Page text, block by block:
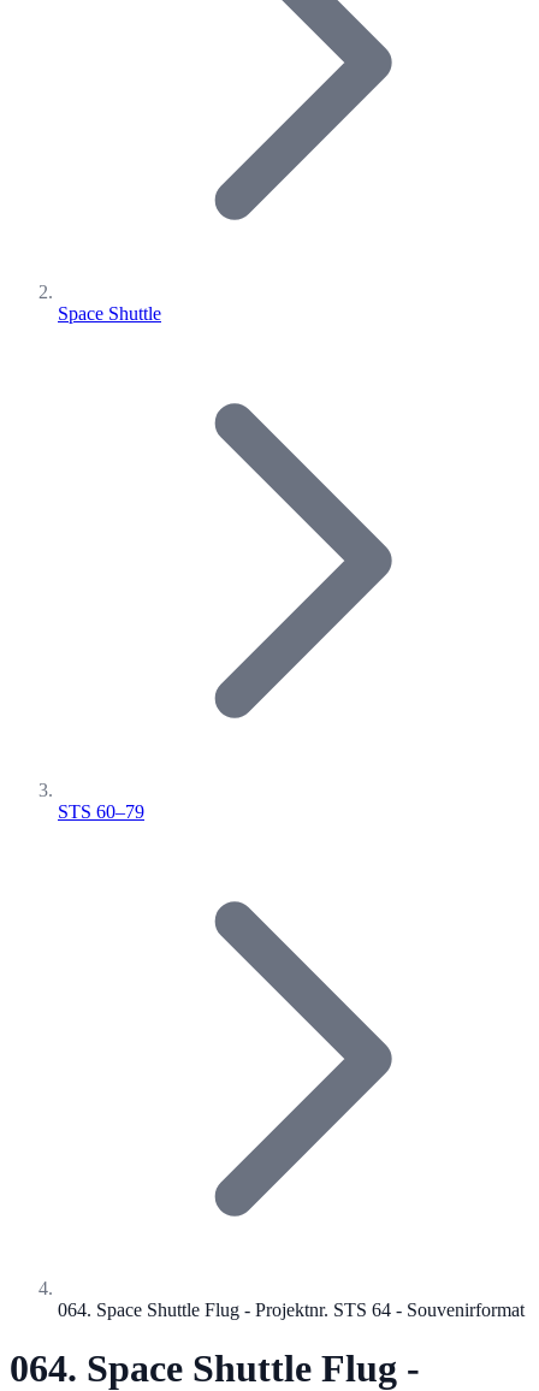
Space Shuttle
STS 60–79
064. Space Shuttle Flug - Projektnr. STS 64 - Souvenirformat
064. Space Shuttle Flug -